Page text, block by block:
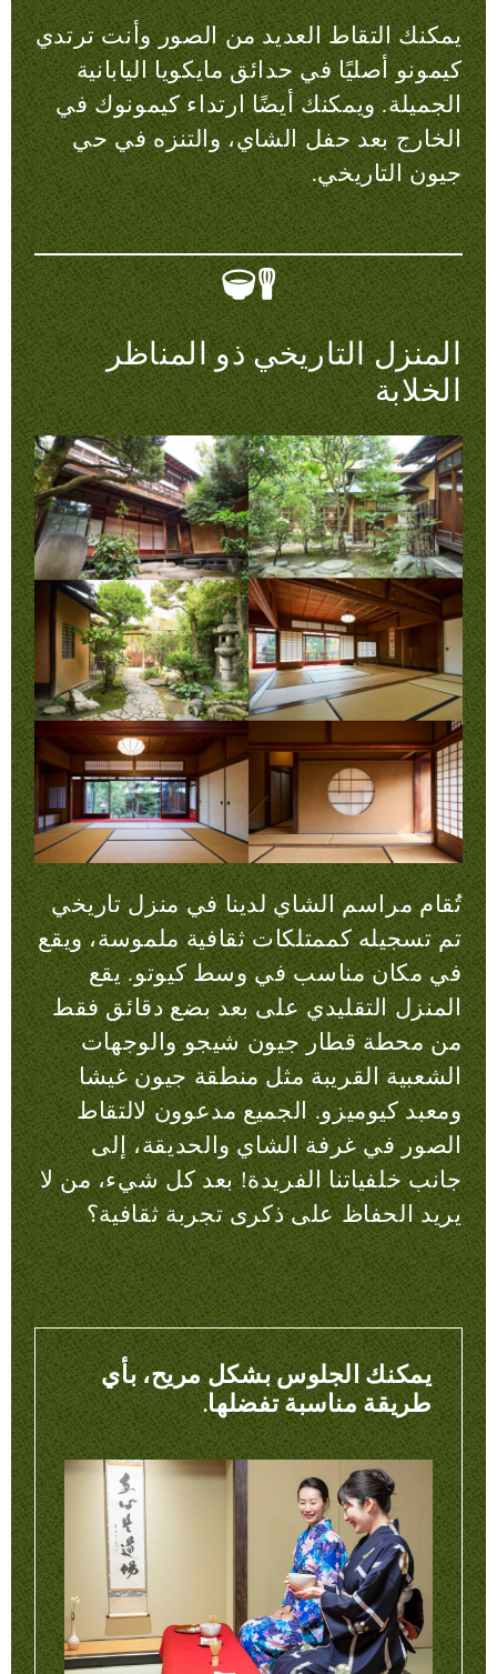
يمكنك التقاط العديد من الصور وأنت ترتدي
كيمونو أصليًا في حدائق مايكويا اليابانية
الجميلة. ويمكنك أيضًا ارتداء كيمونوك في
الخارج بعد حفل الشاي، والتنزه في حي
جيون التاريخي.
المنزل التاريخي ذو المناظر
الخلابة
تُقام مراسم الشاي لدينا في منزل تاريخي
تم تسجيله كممتلكات ثقافية ملموسة، ويقع
في مكان مناسب في وسط كيوتو. يقع
المنزل التقليدي على بعد بضع دقائق فقط
من محطة قطار جيون شيجو والوجهات
الشعبية القريبة مثل منطقة جيون غيشا
ومعبد كيوميزو. الجميع مدعوون لالتقاط
الصور في غرفة الشاي والحديقة، إلى
جانب خلفياتنا الفريدة! بعد كل شيء، من لا
يريد الحفاظ على ذكرى تجربة ثقافية؟
يمكنك الجلوس بشكل مريح، بأي
طريقة مناسبة تفضلها.